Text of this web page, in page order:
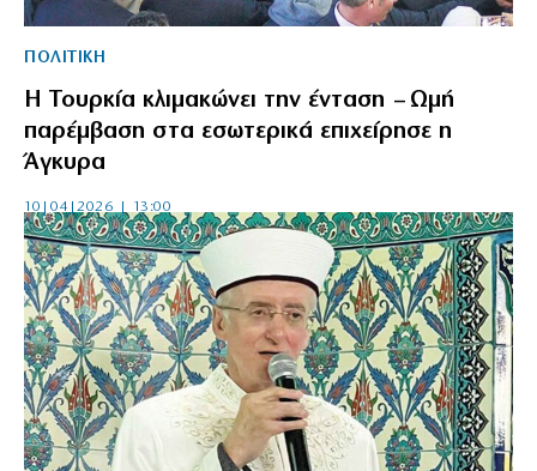
ΠΟΛΙΤΙΚΗ
Η Τουρκία κλιμακώνει την ένταση – Ωμή
παρέμβαση στα εσωτερικά επιχείρησε η
Άγκυρα
10|04|2026 | 13:00